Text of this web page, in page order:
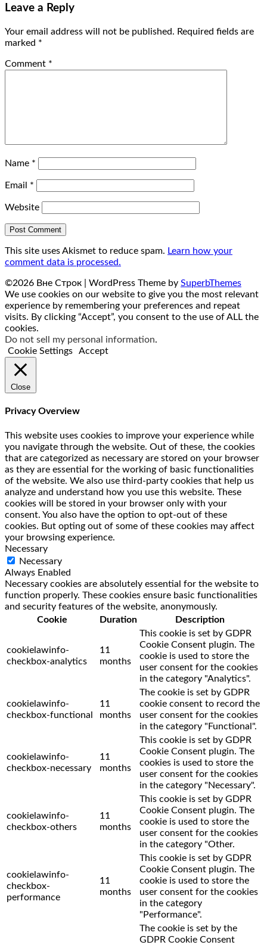
Leave a Reply
Your email address will not be published. Required fields are
marked *
Comment *
Name *
Email *
Website
This site uses Akismet to reduce spam. Learn how your
comment data is processed.
©2026 Вне Строк | WordPress Theme by SuperbThemes
We use cookies on our website to give you the most relevant
experience by remembering your preferences and repeat
visits. By clicking “Accept”, you consent to the use of ALL the
cookies.
Do not sell my personal information.
Cookie Settings
Accept
Close
Privacy Overview
This website uses cookies to improve your experience while
you navigate through the website. Out of these, the cookies
that are categorized as necessary are stored on your browser
as they are essential for the working of basic functionalities
of the website. We also use third-party cookies that help us
analyze and understand how you use this website. These
cookies will be stored in your browser only with your
consent. You also have the option to opt-out of these
cookies. But opting out of some of these cookies may affect
your browsing experience.
Necessary
Necessary
Always Enabled
Necessary cookies are absolutely essential for the website to
function properly. These cookies ensure basic functionalities
and security features of the website, anonymously.
Cookie
Duration Description
cookielawinfo-
checkbox-analytics
11
months
This cookie is set by GDPR
Cookie Consent plugin. The
cookie is used to store the
user consent for the cookies
in the category "Analytics".
cookielawinfo-
checkbox-functional
11
months
The cookie is set by GDPR
cookie consent to record the
user consent for the cookies
in the category "Functional".
cookielawinfo-
checkbox-necessary
11
months
This cookie is set by GDPR
Cookie Consent plugin. The
cookies is used to store the
user consent for the cookies
in the category "Necessary".
cookielawinfo-
checkbox-others
11
months
This cookie is set by GDPR
Cookie Consent plugin. The
cookie is used to store the
user consent for the cookies
in the category "Other.
cookielawinfo-
checkbox-
performance
11
months
This cookie is set by GDPR
Cookie Consent plugin. The
cookie is used to store the
user consent for the cookies
in the category
"Performance".
The cookie is set by the
GDPR Cookie Consent